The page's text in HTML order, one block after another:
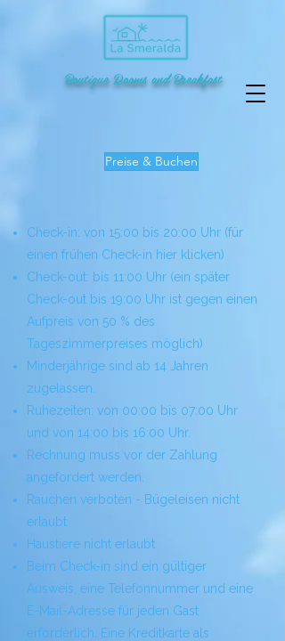
Boutique Rooms and Breakfast
Preise & Buchen
Check-in: von 15:00 bis 20:00 Uhr (für
einen frühen Check-in hier klicken)
Check-out: bis 11:00 Uhr (ein später
Check-out bis 19:00 Uhr ist gegen einen
Aufpreis von 50 % des
Tageszimmerpreises möglich)
Minderjährige sind ab 14 Jahren
zugelassen.
Ruhezeiten: von 00:00 bis 07:00 Uhr
und von 14:00 bis 16:00 Uhr.
Rechnung muss vor der Zahlung
angefordert werden.
Rauchen verboten - Bügeleisen nicht
erlaubt
Haustiere nicht erlaubt
Beim Check-in sind ein gültiger
Ausweis, eine Telefonnummer und eine
E-Mail-Adresse für jeden Gast
erforderlich. Eine Kreditkarte als